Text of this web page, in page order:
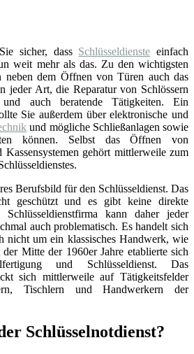
sicher, dass Schlüsseldienste einfach
weit mehr als das. Zu den wichtigsten
neben dem Öffnen von Türen auch das
jeder Art, die Reparatur von Schlössern
auch beratende Tätigkeiten. Ein
Sie außerdem über elektronische und
und mögliche Schließanlagen sowie
können. Selbst das Öffnen von
gehört mittlerweile zum
Berufsbild für den Schlüsseldienst. Das
geschützt und es gibt keine direkte
kann daher jeder
auch problematisch. Es handelt sich
nicht um ein klassisches Handwerk, wie
Mitte der 1960er Jahre etablierte sich
und Schlüsseldienst. Das
sich mittlerweile auf Tätigkeitsfelder
Tischlern und Handwerkern der
Schlüsselnotdienst?